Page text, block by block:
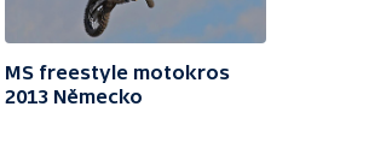
MS freestyle motokros
2013 Německo